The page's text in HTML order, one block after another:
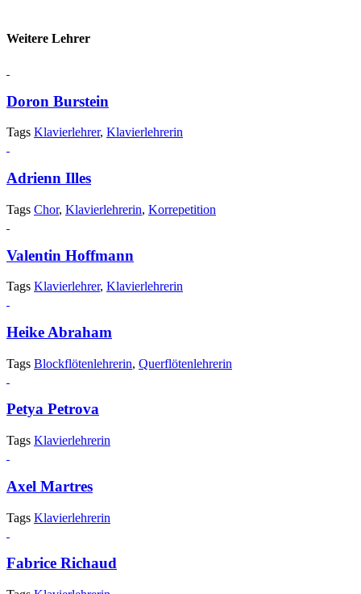
Weitere Lehrer
Doron Burstein
Tags Klavierlehrer, Klavierlehrerin
Adrienn Illes
Tags Chor, Klavierlehrerin, Korrepetition
Valentin Hoffmann
Tags Klavierlehrer, Klavierlehrerin
Heike Abraham
Tags Blockflötenlehrerin, Querflötenlehrerin
Petya Petrova
Tags Klavierlehrerin
Axel Martres
Tags Klavierlehrerin
Fabrice Richaud